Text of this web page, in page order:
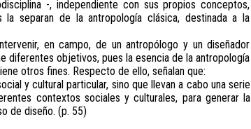
-, independiente con sus propios conceptos,
separan de la antropología clásica, destinada a la
en campo, de un antropólogo y un diseñador
diferentes objetivos, pues la esencia de la antropología
otros fines. Respecto de ello, señalan que:
y cultural particular, sino que llevan a cabo una serie
contextos sociales y culturales, para generar la
de diseño. (p. 55)